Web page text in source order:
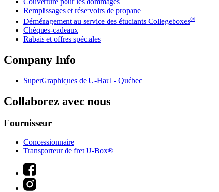
Couverture pour les dommages
Remplissages et réservoirs de propane
Déménagement au service des étudiants Collegeboxes®
Chèques-cadeaux
Rabais et offres spéciales
Company Info
SuperGraphiques de U-Haul - Québec
Collaborez avec nous
Fournisseur
Concessionnaire
Transporteur de fret U-Box®